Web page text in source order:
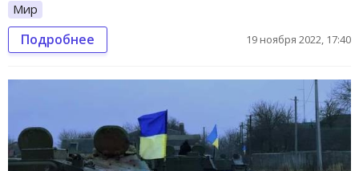
Мир
Подробнее 19 ноября 2022, 17:40